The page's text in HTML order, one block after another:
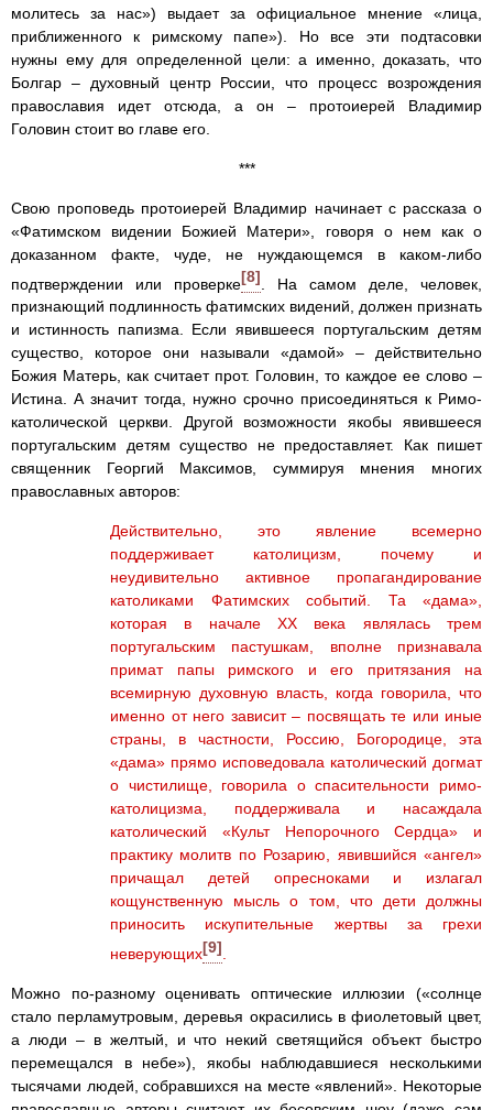
молитесь за нас») выдает за официальное мнение «лица,
приближенного к римскому папе»). Но все эти подтасовки
нужны ему для определенной цели: а именно, доказать, что
Болгар – духовный центр России, что процесс возрождения
православия идет отсюда, а он – протоиерей Владимир
Головин стоит во главе его.
***
Свою проповедь протоиерей Владимир начинает с рассказа о
«Фатимском видении Божией Матери», говоря о нем как о
доказанном факте, чуде, не нуждающемся в каком-либо
подтверждении или проверке[8]
. На самом деле, человек,
признающий подлинность фатимских видений, должен признать
и истинность папизма. Если явившееся португальским детям
существо, которое они называли «дамой» – действительно
Божия Матерь, как считает прот. Головин, то каждое ее слово –
Истина. А значит тогда, нужно срочно присоединяться к Римо-
католической церкви. Другой возможности якобы явившееся
португальским детям существо не предоставляет. Как пишет
священник Георгий Максимов, суммируя мнения многих
православных авторов:
Действительно, это явление всемерно
поддерживает католицизм, почему и
неудивительно активное пропагандирование
католиками Фатимских событий. Та «дама»,
которая в начале ХХ века являлась трем
португальским пастушкам, вполне признавала
примат папы римского и его притязания на
всемирную духовную власть, когда говорила, что
именно от него зависит – посвящать те или иные
страны, в частности, Россию, Богородице, эта
«дама» прямо исповедовала католический догмат
о чистилище, говорила о спасительности римо-
католицизма, поддерживала и насаждала
католический «Культ Непорочного Сердца» и
практику молитв по Розарию, явившийся «ангел»
причащал детей опресноками и излагал
кощунственную мысль о том, что дети должны
приносить искупительные жертвы за грехи
неверующих[9]
Можно по-разному оценивать оптические иллюзии («солнце
стало перламутровым, деревья окрасились в фиолетовый цвет,
а люди – в желтый, и что некий светящийся объект быстро
перемещался в небе»), якобы наблюдавшиеся несколькими
тысячами людей, собравшихся на месте «явлений». Некоторые